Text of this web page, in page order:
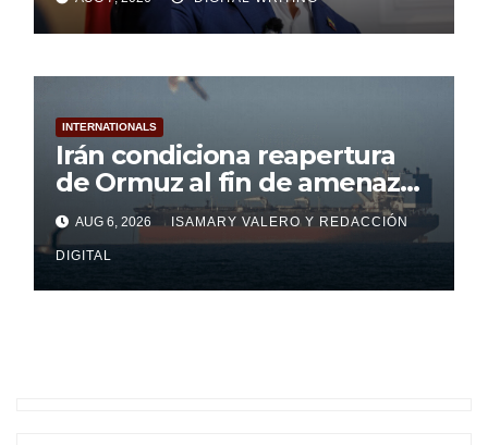
INTERNATIONALS
Irán condiciona reapertura
de Ormuz al fin de amenazas
de Estados Unidos
AUG 6, 2026 ISAMARY VALERO Y REDACCIÓN
DIGITAL